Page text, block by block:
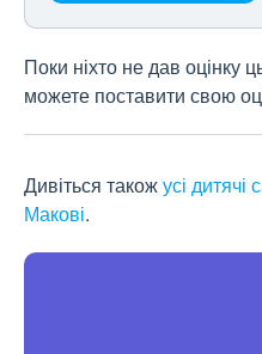
Поки ніхто не дав оцінку
можете поставити свою
Дивіться такожусі дитячі
Макові.